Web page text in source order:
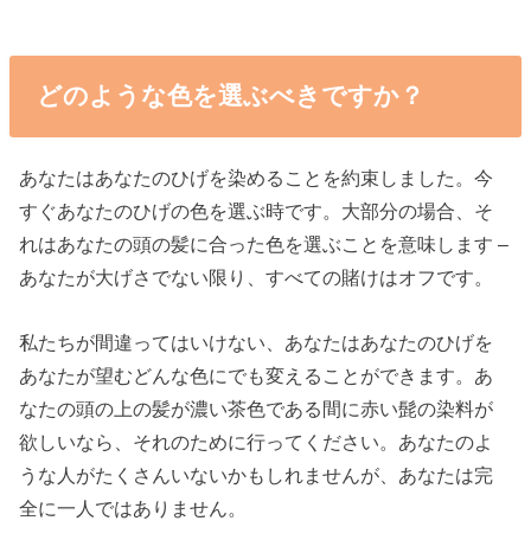
どのような色を選ぶべきですか？
あなたはあなたのひげを染めることを約束しました。今
すぐあなたのひげの色を選ぶ時です。大部分の場合、そ
れはあなたの頭の髪に合った色を選ぶことを意味します –
あなたが大げさでない限り、すべての賭けはオフです。
私たちが間違ってはいけない、あなたはあなたのひげを
あなたが望むどんな色にでも変えることができます。あ
なたの頭の上の髪が濃い茶色である間に赤い髭の染料が
欲しいなら、それのために行ってください。あなたのよ
うな人がたくさんいないかもしれませんが、あなたは完
全に一人ではありません。